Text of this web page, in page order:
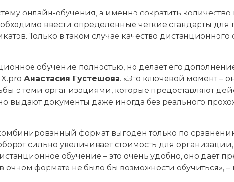
онлайн-обучения, а именно сократить
ввести определенные четкие стандарты для
Только в таком случае качество дистанционного
обучение полностью, но делает его
Анастасия Густешова. «Это ключевой момент –
с теми организациями, которые предоставляют
выдают документы даже иногда без реального
формат выгоден только по
сильно увеличивает стоимость для организации,
обучение – это очень удобно, оно дает
очном формате не было бы возможности обучиться», –